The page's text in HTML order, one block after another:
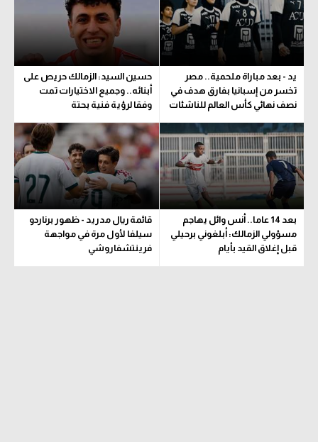
تحليل في الجول
حكايات في الجول
كويز في الجول
فيديو في الجول
يد - بعد مباراة ملحمية.. مصر
تخسر من إسبانيا بفارق هدف في
نصف نهائي كأس العالم للناشئات
حسين السيد: الزمالك حريص على
أبنائه.. وجميع الاختيارات تمت
وفقا لرؤية فنية بحتة
بعد 14 عاما.. أنس وائل يهاجم
مسؤولي الزمالك: أبلغوني برحيلي
قبل إغلاق القيد بأيام
قائمة ريال مدريد - ظهور برناردو
سيلفا لأول مرة في مواجهة
فرينتشفاروشي